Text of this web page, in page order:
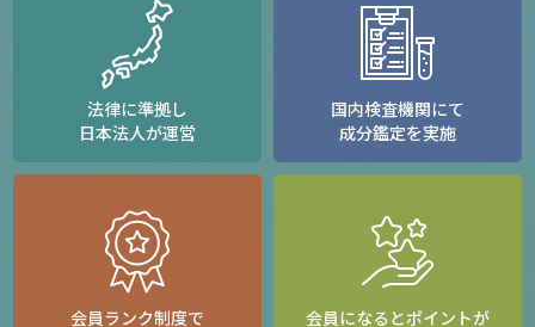
法律に準拠し
日本法人が運営
国内検査機関にて
成分鑑定を実施
会員ランク制度で
会員になるとポイントが